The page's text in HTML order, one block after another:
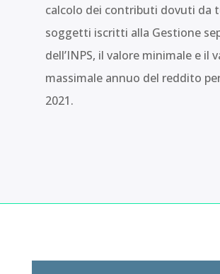
calcolo dei contributi dovuti da
soggetti iscritti alla Gestione
dell’INPS, il valore minimale e il
massimale annuo del reddito
2021.